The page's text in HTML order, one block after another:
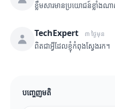
ខ្លឹមសារមានប្រយោជន៍ខ្លាំងណ
TechExpert ៣ ថ្ងៃមុន
ពិតជាអ្វីដែលខ្ញុំកំពុងស្វែងរក។
បញ្ចេញមតិ